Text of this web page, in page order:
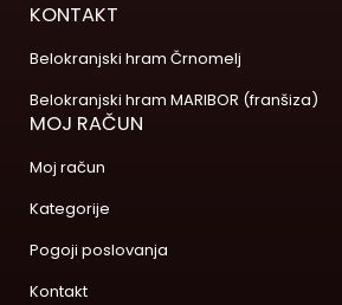
KONTAKT
Belokranjski hram Črnomelj
Belokranjski hram MARIBOR (franšiza)
MOJ RAČUN
Moj račun
Kategorije
Pogoji poslovanja
Kontakt